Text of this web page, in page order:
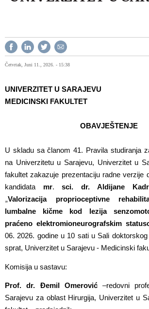
Četvrtak, Juni 11., 2026. - 15:38
UNIVERZITET U SARAJEVU
MEDICINSKI FAKULTET
OBAVJEŠTENJE
U skladu sa članom 41. Pravila studiranja
na Univerzitetu u Sarajevu, Univerzitet u
fakultet zakazuje prezentaciju radne verzije
kandidata mr. sci. dr. Aldijane
„Valorizacija proprioceptivne
lumbalne kičme kod lezija
praćeno elektromioneurografskim
06. 2026. godine u 10 sati u Sali
sprat, Univerzitet u Sarajevu - Medicinski
Komisija u sastavu:
Prof. dr. Đemil Omerović–redovni
Sarajevu za oblast Hirurgija, Univerzitet u